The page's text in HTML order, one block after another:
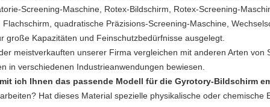
Screening-Maschine, Rotex-Bildschirm, Rotex-Screening-
quadratische Präzisions-Screening-Maschine,
große Kapazitäten und Feinschutzbedürfnisse ausgelegt.
meistverkauften unserer Firma vergleichen mit anderen Arten von
in verschiedenen Industrieanwendungen bewiesen.
ich Ihnen das passende Modell für die Gyrotory-Bildschirm
Hat dieses Material spezielle physikalische oder chemische